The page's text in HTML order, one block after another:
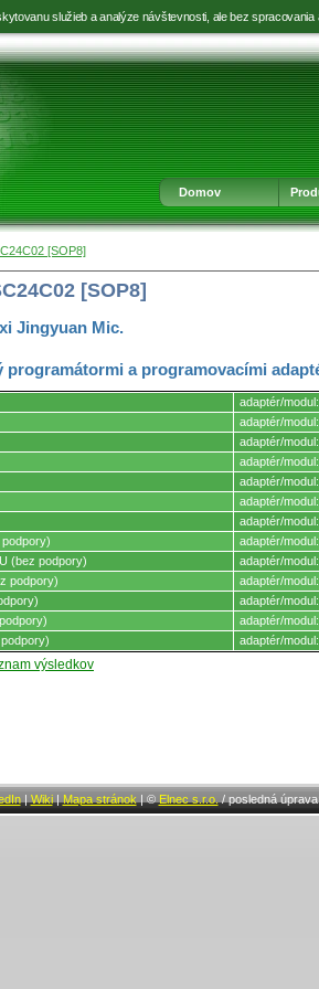
služieb a analýze návštevnosti, ale bez
Domov
[SOP8]
[SOP8]
Jingyuan Mic.
programátormi a programovacími
adaptér/modul:
adaptér/modul:
adaptér/modul:
adaptér/modul:
adaptér/modul:
adaptér/modul:
adaptér/modul:
adaptér/modul:
(bez podpory)
adaptér/modul:
podpory)
adaptér/modul:
adaptér/modul:
adaptér/modul:
adaptér/modul:
výsledkov
| Wiki| Mapa stránok | © Elnec s.r.o. / posledná